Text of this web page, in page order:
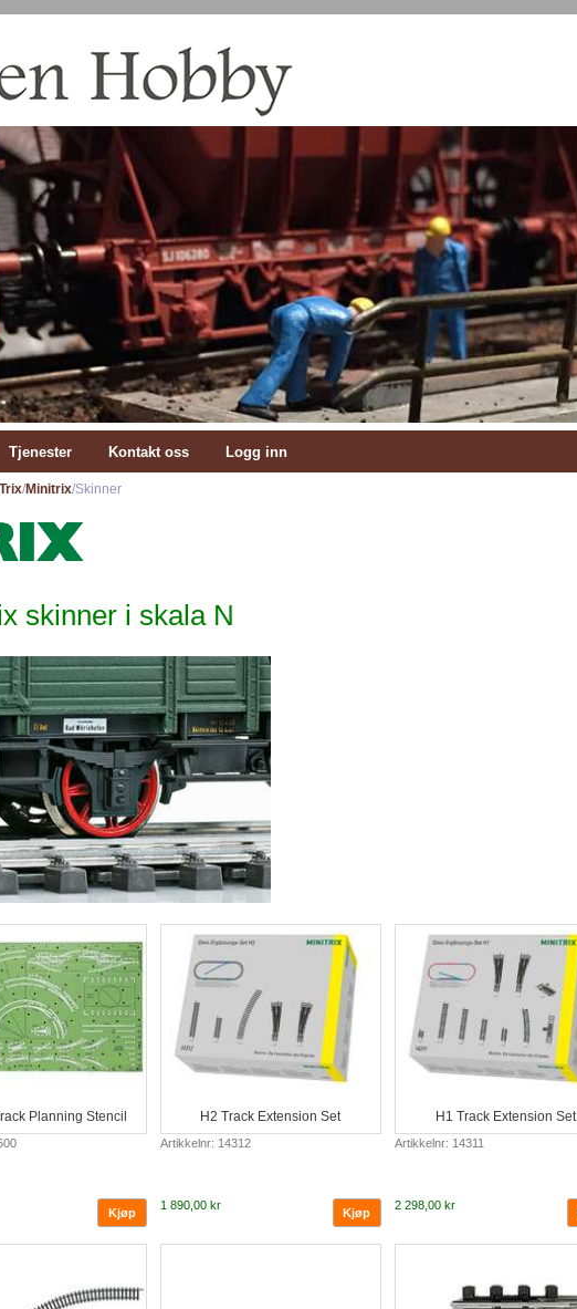
Tjenester Kontakt oss Logg inn
Trix/Minitrix/Skinner
skinner i skala N
Planning Stencil H2 Track Extension Set
Artikkelnr: 14312
1 890,00 kr
H1 Track Extension Set
Artikkelnr: 14311
2 298,00 kr